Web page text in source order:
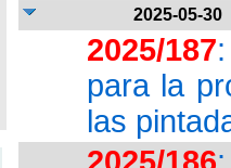
2025-05-30
2025/187
para la
las